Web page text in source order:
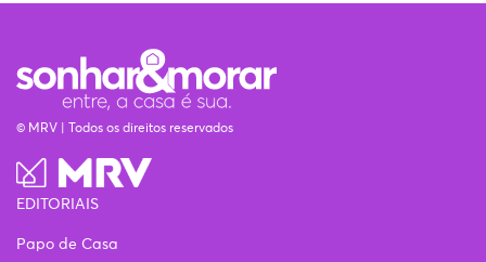
© MRV | Todos os direitos reservados
EDITORIAIS
Papo de Casa